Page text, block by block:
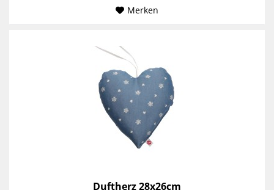
Merken
Duftherz 28x26cm